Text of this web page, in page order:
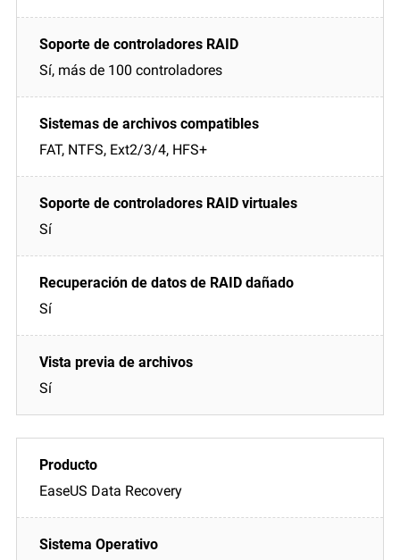
Sí, más de 100 controladores
FAT, NTFS, Ext2/3/4, HFS+
Sí
Sí
Sí
EaseUS Data Recovery